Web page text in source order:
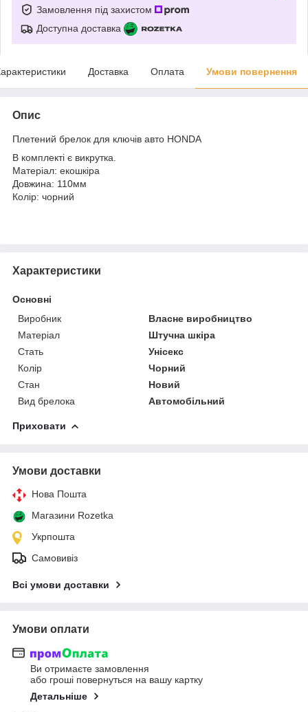
Замовлення під захистом
Доступна доставка
Доставка Оплата Умови повернення
Опис
Плетений брелок для ключів авто HONDA
В комплекті є викрутка.
Матеріал: екошкіра
Довжина: 110мм
Колір: чорний
Характеристики
Основні
Виробник
Власне виробництво
Матеріал
Штучна шкіра
Стать
Унісекс
Колір
Чорний
Стан
Новий
Вид брелока
Автомобільний
Приховати
Умови доставки
Нова Пошта
Магазини Rozetka
Укрпошта
Самовивіз
Всі умови доставки
Умови оплати
Ви отримаєте замовлення
або гроші повернуться на вашу картку
Детальніше